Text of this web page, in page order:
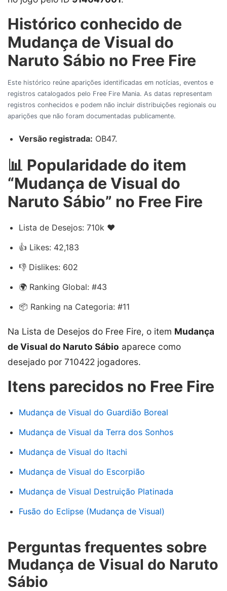
Histórico conhecido de
Mudança de Visual do
Naruto Sábio no Free Fire
Este histórico reúne aparições identificadas em notícias, eventos e
registros catalogados pelo Free Fire Mania. As datas representam
registros conhecidos e podem não incluir distribuições regionais ou
aparições que não foram documentadas publicamente.
Versão registrada: OB47.
📊 Popularidade do item
“Mudança de Visual do
Naruto Sábio” no Free Fire
Lista de Desejos: 710k ❤️
👍 Likes: 42,183
👎 Dislikes: 602
🌍 Ranking Global: #43
📦 Ranking na Categoria: #11
Na Lista de Desejos do Free Fire, o item Mudança
de Visual do Naruto Sábio aparece como
desejado por 710422 jogadores.
Itens parecidos no Free Fire
Mudança de Visual do Guardião Boreal
Mudança de Visual da Terra dos Sonhos
Mudança de Visual do Itachi
Mudança de Visual do Escorpião
Mudança de Visual Destruição Platinada
Fusão do Eclipse (Mudança de Visual)
Perguntas frequentes sobre
Mudança de Visual do Naruto
Sábio